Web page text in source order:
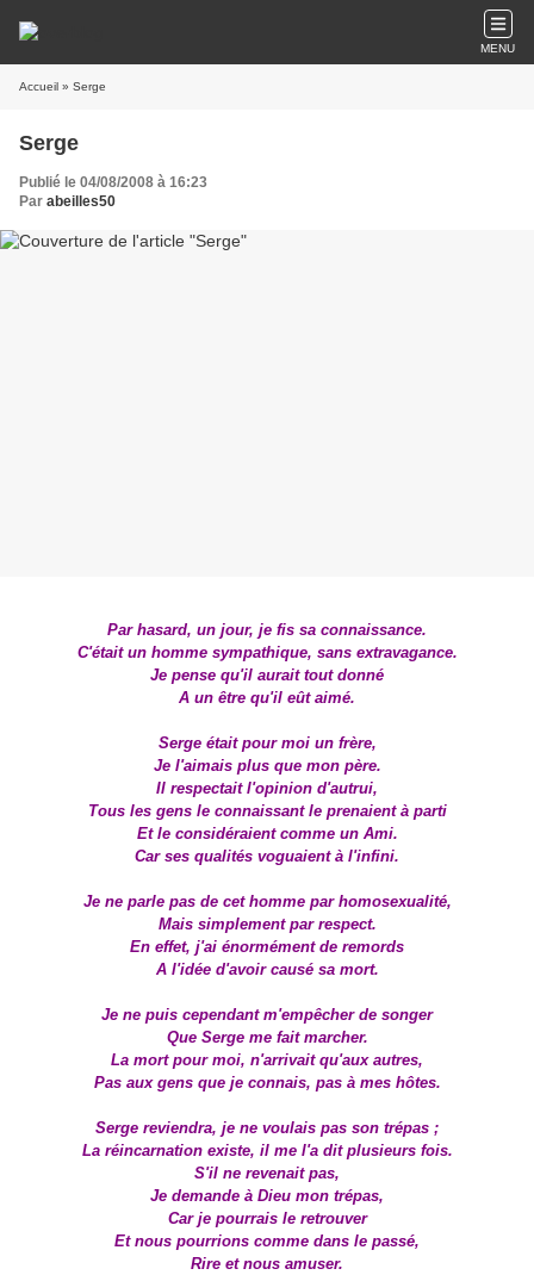
MENU
Accueil » Serge
Serge
Publié le 04/08/2008 à 16:23
Par abeilles50
Par hasard, un jour, je fis sa connaissance.
C'était un homme sympathique, sans extravagance.
Je pense qu'il aurait tout donné
A un être qu'il eût aimé.
Serge était pour moi un frère,
Je l'aimais plus que mon père.
Il respectait l'opinion d'autrui,
Tous les gens le connaissant le prenaient à parti
Et le considéraient comme un Ami.
Car ses qualités voguaient à l'infini.
Je ne parle pas de cet homme par homosexualité,
Mais simplement par respect.
En effet, j'ai énormément de remords
A l'idée d'avoir causé sa mort.
Je ne puis cependant m'empêcher de songer
Que Serge me fait marcher.
La mort pour moi, n'arrivait qu'aux autres,
Pas aux gens que je connais, pas à mes hôtes.
Serge reviendra, je ne voulais pas son trépas ;
La réincarnation existe, il me l'a dit plusieurs fois.
S'il ne revenait pas,
Je demande à Dieu mon trépas,
Car je pourrais le retrouver
Et nous pourrions comme dans le passé,
Rire et nous amuser.